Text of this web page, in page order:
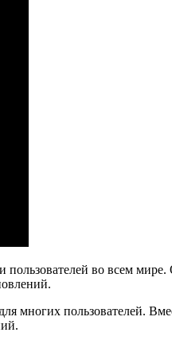
во всем
многих пользователей.